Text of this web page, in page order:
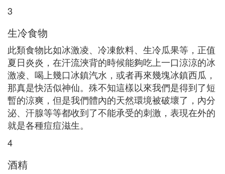
3
生冷食物
此類食物比如冰激凌、冷凍飲料、生冷瓜果等，正值
夏日炎炎，在汗流浹背的時候能夠吃上一口涼涼的冰
激凌、喝上幾口冰鎮汽水，或者再來幾塊冰鎮西瓜，
那真是快活似神仙。殊不知這樣以來我們是得到了短
暫的涼爽，但是我們體內的天然環境被破壞了，內分
泌、汗腺等等都收到了不能承受的刺激，表現在外的
就是各種痘痘滋生。
4
酒精